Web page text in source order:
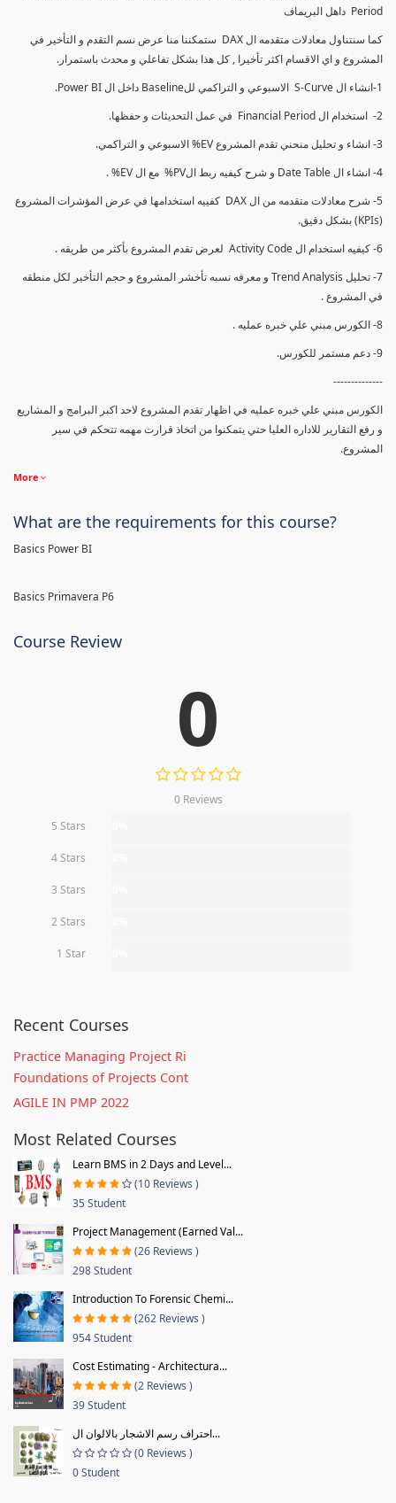
Period داهل البريماف
كما سنتناول معادلات متقدمه ال DAX ستمكننا منا عرض نسم التقدم و التأخير في
المشروع و اي الاقسام اكثر تأخيرا , كل هذا بشكل تفاعلي و محدث باستمرار.
1-انشاء ال S-Curve الاسبوعي و التراكمي للBaseline داخل ال Power BI.
2- استخدام ال Financial Period في عمل التحديثات و حفظها.
3- انشاء و تحليل منحني تقدم المشروع EV% الاسبوعي و التراكمي.
4- انشاء ال Date Table و شرح كيفيه ربط الPV% مع ال EV% .
5- شرح معادلات متقدمه من ال DAX كفييه استخدامها في عرض المؤشرات المشروع
(KPIs) بشكل دقيق.
6- كيفيه استخدام ال Activity Code لعرض تقدم المشروع بأكثر من طريقه .
7- تحليل Trend Analysis و معرفه نسبه تأخشر المشروع و حجم التأخير لكل منطقه
في المشروع .
8- الكورس مبني علي خبره عمليه .
9- دعم مستمر للكورس.
--------------
الكورس مبني علي خبره عمليه في اظهار تقدم المشروع لاحد اكبر البرامج و المشاريع
و رفع التقارير للاداره العليا حتي يتمكنوا من اتخاذ قرارت مهمه تتحكم في سير
المشروع.
More
What are the requirements for this course?
Basics Power BI
Basics Primavera P6
Course Review
0
0 Reviews
5 Stars
4 Stars
3 Stars
2 Stars
1 Star
Recent Courses
Practice Managing Project Ri
Foundations of Projects Cont
AGILE IN PMP 2022
Most Related Courses
Learn BMS in 2 Days and Level...
(10 Reviews )
35 Student
Project Management (Earned Val...
(26 Reviews )
298 Student
Introduction To Forensic Chemi...
(262 Reviews )
954 Student
Cost Estimating - Architectura...
(2 Reviews )
39 Student
احتراف رسم الاشجار بالالوان ال...
(0 Reviews )
0 Student